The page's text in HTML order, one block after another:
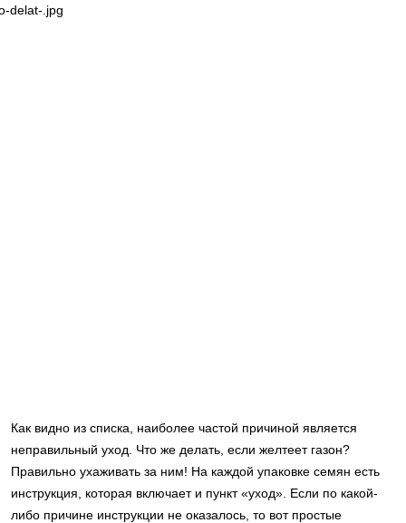
Как видно из списка, наиболее частой причиной является
неправильный уход. Что же делать, если желтеет газон?
Правильно ухаживать за ним! На каждой упаковке семян есть
инструкция, которая включает и пункт «уход». Если по какой-
либо причине инструкции не оказалось, то вот простые